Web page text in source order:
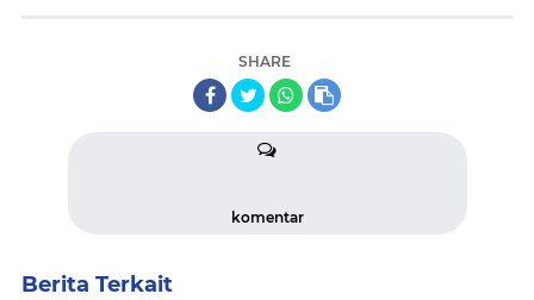
SHARE
komentar
Berita Terkait